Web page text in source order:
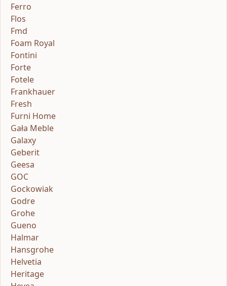
Ferro
Flos
Fmd
Foam Royal
Fontini
Forte
Fotele
Frankhauer
Fresh
Furni Home
Gała Meble
Galaxy
Geberit
Geesa
GOC
Gockowiak
Godre
Grohe
Gueno
Halmar
Hansgrohe
Helvetia
Heritage